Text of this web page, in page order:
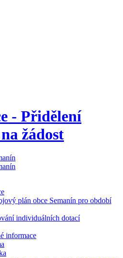
- Přidělení
žádost
plán obce Semanín pro období
individuálních dotací
informace